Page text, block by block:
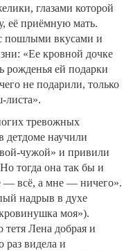
глазами которой
её приёмную мать.
пошлыми вкусами и
«Ее кровной дочке
ей подарки
не подарили, только
листа».
тревожных
детдоме научили
чужой» и привили
тогда она так бы и
— всё, а мне — ничего».
надрыв в духе
моя»).
Лена добрая и
раз видела и